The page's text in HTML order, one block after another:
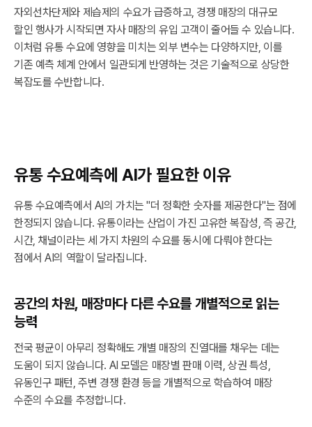
자외선차단제와 제습제의 수요가 급증하고, 경쟁 매장의 대규모
할인 행사가 시작되면 자사 매장의 유입 고객이 줄어들 수 있습니다.
이처럼 유통 수요에 영향을 미치는 외부 변수는 다양하지만, 이를
기존 예측 체계 안에서 일관되게 반영하는 것은 기술적으로 상당한
복잡도를 수반합니다.
유통 수요예측에 AI가 필요한 이유
유통 수요예측에서 AI의 가치는 "더 정확한 숫자를 제공한다"는 점에
한정되지 않습니다. 유통이라는 산업이 가진 고유한 복잡성, 즉 공간,
시간, 채널이라는 세 가지 차원의 수요를 동시에 다뤄야 한다는
점에서 AI의 역할이 달라집니다.
공간의 차원, 매장마다 다른 수요를 개별적으로 읽는
능력
전국 평균이 아무리 정확해도 개별 매장의 진열대를 채우는 데는
도움이 되지 않습니다. AI 모델은 매장별 판매 이력, 상권 특성,
유동인구 패턴, 주변 경쟁 환경 등을 개별적으로 학습하여 매장
수준의 수요를 추정합니다.